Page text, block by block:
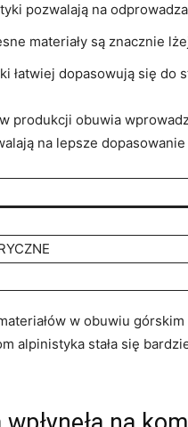
pozwalają‍ na
materiały są ​znacznie​
łatwiej dopasowują się do
produkcji obuwia​
na lepsze
w obuwiu
alpinistyka​ stała się